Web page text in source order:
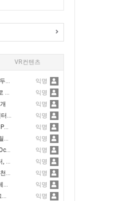
VR컨텐츠
Microsoft vs. Meta : 누가 선두가 될 것인가?
익명
PSVR 2, 포베이션 렌더링으로 퍼포먼스 3.6배 향상
익명
익명
Audi, 올 여름 Holoride VR 엔터테인먼트 추가
익명
Oculus Quest 2 업데이트로 PC 에어링크 품질 향상
익명
Oculus Quest 2 사용자, "고릴라 팔 증후군" 주의
익명
Steam VR 사용자의 절반은 Oculus Quest2를 가지고 있다고 밝혀져
익명
Lynx-R1의 성공적인 킥스타터, 80만 달러 모금 달성
익명
Sony, PSVR 2에 해당하는 수천 개의 개발 키트 출하
익명
Oculus Quest 2, 곧 신체 트레킹 지원 추가
익명
Oculus Quest 2, 핵으로 백그라운드 Discords와 Spotify 앱 구동 가능
익명